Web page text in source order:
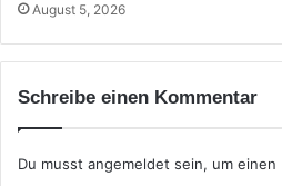
August 5, 2026
Schreibe einen Kommentar
Du musst angemeldet sein, um einen